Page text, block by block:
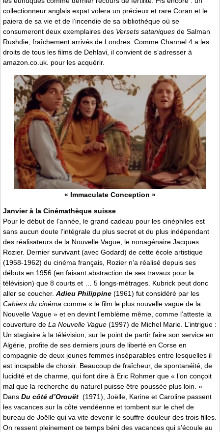
collectionneur anglais expat volera un précieux et rare Coran et le
paiera de sa vie et de l’incendie de sa bibliothèque où se
consumeront deux exemplaires des Versets sataniques de Salman
Rushdie, fraîchement arrivés de Londres. Comme Channel 4 a les
droits de tous les films de Dehlavi, il convient de s’adresser à
amazon.co.uk. pour les acquérir.
« Immaculate Conception »
Janvier à la Cinémathèque suisse
Pour le début de l’année, le grand cadeau pour les cinéphiles est
sans aucun doute l’intégrale du plus secret et du plus indépendant
des réalisateurs de la Nouvelle Vague, le nonagénaire Jacques
Rozier. Dernier survivant (avec Godard) de cette école artistique
(1958-1962) du cinéma français, Rozier n’a réalisé depuis ses
débuts en 1956 (en faisant abstraction de ses travaux pour la
télévision) que 8 courts et … 5 longs-métrages. Kubrick peut donc
aller se coucher. Adieu Philippine (1961) fut considéré par les
Cahiers du cinéma comme « le film le plus nouvelle vague de la
Nouvelle Vague » et en devint l’emblème même, comme l’atteste la
couverture de La Nouvelle Vague (1997) de Michel Marie. L’intrigue :
Un stagiaire à la télévision, sur le point de partir faire son service en
Algérie, profite de ses derniers jours de liberté en Corse en
compagnie de deux jeunes femmes inséparables entre lesquelles il
est incapable de choisir. Beaucoup de fraîcheur, de spontanéité, de
lucidité et de charme, qui font dire à Eric Rohmer que « l’on conçoit
mal que la recherche du naturel puisse être poussée plus loin. »
Dans Du côté d’Orouët (1971), Joëlle, Karine et Caroline passent
les vacances sur la côte vendéenne et tombent sur le chef de
bureau de Joëlle qui va vite devenir le souffre-douleur des trois filles.
On ressent pleinement ce temps béni des vacances qui s’écoule au